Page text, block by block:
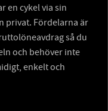
en cykel via sin
privat. Fördelarna är
så du
och behöver inte
enkelt och